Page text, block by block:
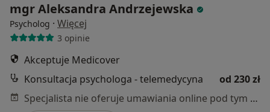
mgr Aleksandra Andrzejewska
Psycholog · Więcej
3 opinie
Akceptuje Medicover
Konsultacja psychologa - telemedycyna
od 230 zł
Specjalista nie oferuje umawiania online pod tym adresem.